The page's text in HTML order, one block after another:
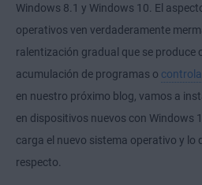
Windows 8.1 y Windows 10. El
operativos ven verdaderamente
ralentización gradual que se produce
acumulación de programas o
en nuestro próximo blog, vamos a
en dispositivos nuevos con Windows
carga el nuevo sistema operativo y lo
respecto.